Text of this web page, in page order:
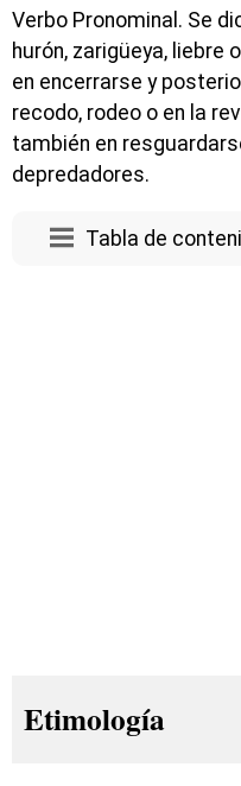
Verbo Pronominal. Se
hurón, zarigüeya, liebre
en encerrarse y
recodo, rodeo o en la
también en
depredadores.
Tabla de
Etimología